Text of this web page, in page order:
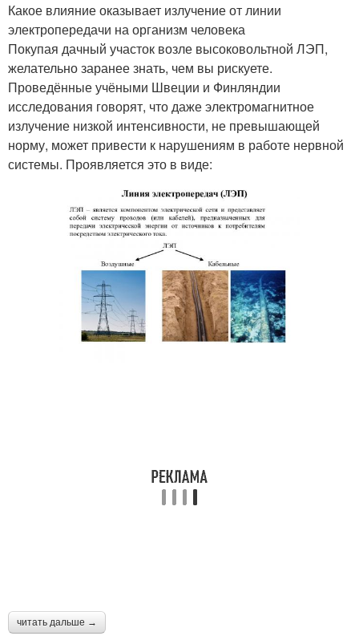
Какое влияние оказывает излучение от линии
электропередачи на организм человека
Покупая дачный участок возле высоковольтной ЛЭП,
желательно заранее знать, чем вы рискуете.
Проведённые учёными Швеции и Финляндии
исследования говорят, что даже электромагнитное
излучение низкой интенсивности, не превышающей
норму, может привести к нарушениям в работе нервной
системы. Проявляется это в виде:
читать дальше →